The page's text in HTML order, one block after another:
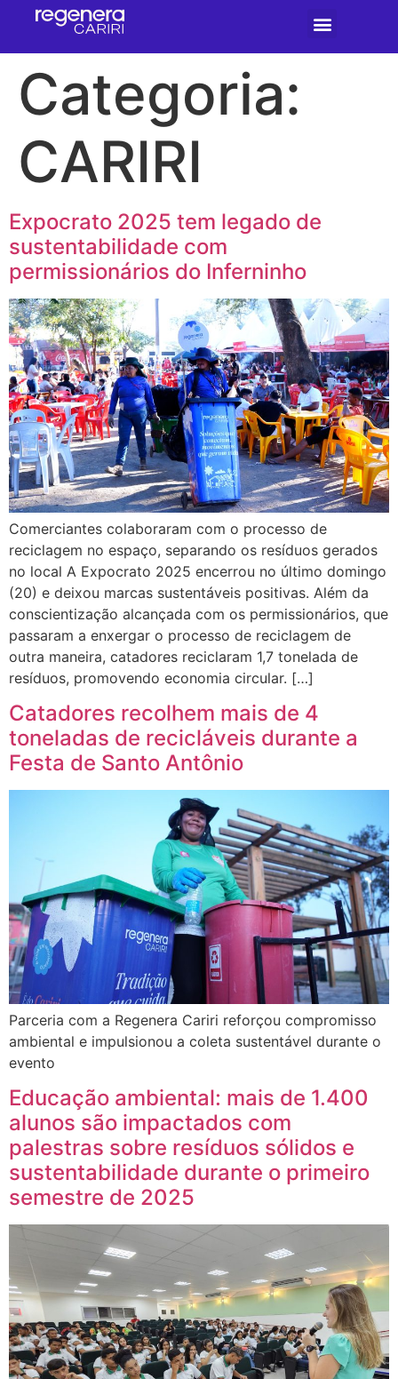
Categoria:
CARIRI
Expocrato 2025 tem legado de
sustentabilidade com
permissionários do Inferninho
Comerciantes colaboraram com o processo de
reciclagem no espaço, separando os resíduos gerados
no local A Expocrato 2025 encerrou no último domingo
(20) e deixou marcas sustentáveis positivas. Além da
conscientização alcançada com os permissionários, que
passaram a enxergar o processo de reciclagem de
outra maneira, catadores reciclaram 1,7 tonelada de
resíduos, promovendo economia circular. […]
Catadores recolhem mais de 4
toneladas de recicláveis durante a
Festa de Santo Antônio
Parceria com a Regenera Cariri reforçou compromisso
ambiental e impulsionou a coleta sustentável durante o
evento
Educação ambiental: mais de 1.400
alunos são impactados com
palestras sobre resíduos sólidos e
sustentabilidade durante o primeiro
semestre de 2025